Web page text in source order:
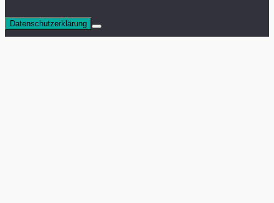
Datenschutzerklärung